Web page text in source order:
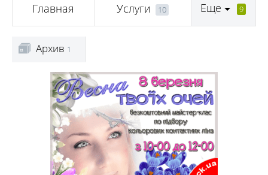
Главная Услуги 10 Еще 9
Архив 1